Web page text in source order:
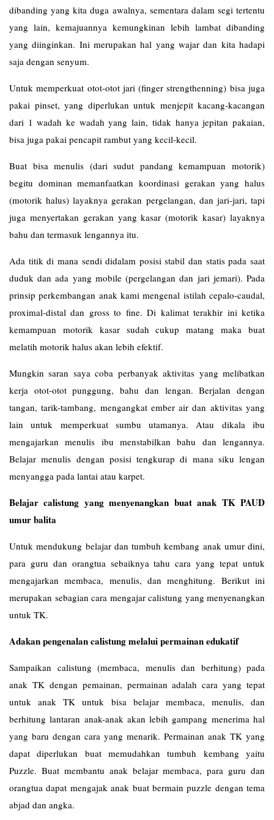
dibanding yang kita duga awalnya, sementara dalam segi tertentu
yang lain, kemajuannya kemungkinan lebih lambat dibanding
yang diinginkan. Ini merupakan hal yang wajar dan kita hadapi
saja dengan senyum.
Untuk memperkuat otot-otot jari (finger strengthenning) bisa juga
pakai pinset, yang diperlukan untuk menjepit kacang-kacangan
dari 1 wadah ke wadah yang lain, tidak hanya jepitan pakaian,
bisa juga pakai pencapit rambut yang kecil-kecil.
Buat bisa menulis (dari sudut pandang kemampuan motorik)
begitu dominan memanfaatkan koordinasi gerakan yang halus
(motorik halus) layaknya gerakan pergelangan, dan jari-jari, tapi
juga menyertakan gerakan yang kasar (motorik kasar) layaknya
bahu dan termasuk lengannya itu.
Ada titik di mana sendi didalam posisi stabil dan statis pada saat
duduk dan ada yang mobile (pergelangan dan jari jemari). Pada
prinsip perkembangan anak kami mengenal istilah cepalo-caudal,
proximal-distal dan gross to fine. Di kalimat terakhir ini ketika
kemampuan motorik kasar sudah cukup matang maka buat
melatih motorik halus akan lebih efektif.
Mungkin saran saya coba perbanyak aktivitas yang melibatkan
kerja otot-otot punggung, bahu dan lengan. Berjalan dengan
tangan, tarik-tambang, mengangkat ember air dan aktivitas yang
lain untuk memperkuat sumbu utamanya. Atau dikala ibu
mengajarkan menulis ibu menstabilkan bahu dan lengannya.
Belajar menulis dengan posisi tengkurap di mana siku lengan
menyangga pada lantai atau karpet.
Belajar calistung yang menyenangkan buat anak TK PAUD
umur balita
Untuk mendukung belajar dan tumbuh kembang anak umur dini,
para guru dan orangtua sebaiknya tahu cara yang tepat untuk
mengajarkan membaca, menulis, dan menghitung. Berikut ini
merupakan sebagian cara mengajar calistung yang menyenangkan
untuk TK.
Adakan pengenalan calistung melalui permainan edukatif
Sampaikan calistung (membaca, menulis dan berhitung) pada
anak TK dengan pemainan, permainan adalah cara yang tepat
untuk anak TK untuk bisa belajar membaca, menulis, dan
berhitung lantaran anak-anak akan lebih gampang menerima hal
yang baru dengan cara yang menarik. Permainan anak TK yang
dapat diperlukan buat memudahkan tumbuh kembang yaitu
Puzzle. Buat membantu anak belajar membaca, para guru dan
orangtua dapat mengajak anak buat bermain puzzle dengan tema
abjad dan angka.